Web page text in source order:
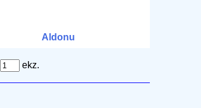
Aldonu
ekz.